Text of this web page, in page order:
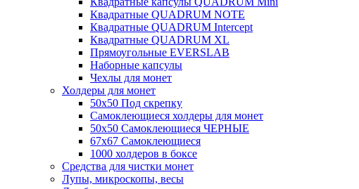
Квадратные QUADRUM NOTE
Квадратные QUADRUM Intercept
Квадратные QUADRUM XL
Прямоугольные EVERSLAB
Наборные капсулы
Чехлы для монет
Холдеры для монет
50х50 Под скрепку
Самоклеющиеся холдеры для монет
50х50 Самоклеющиеся ЧЕРНЫЕ
67x67 Самоклеющиеся
1000 холдеров в боксе
Средства для чистки монет
Лупы, микроскопы, весы